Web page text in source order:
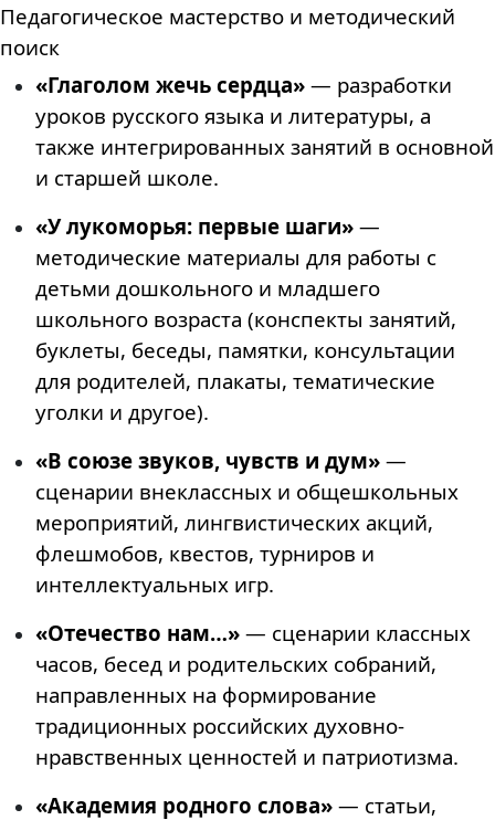
Педагогическое мастерство и методический
поиск
«Глаголом жечь сердца» — разработки
уроков русского языка и литературы, а
также интегрированных занятий в основной
и старшей школе.
«У лукоморья: первые шаги» —
методические материалы для работы с
детьми дошкольного и младшего
школьного возраста (конспекты занятий,
буклеты, беседы, памятки, консультации
для родителей, плакаты, тематические
уголки и другое).
«В союзе звуков, чувств и дум» —
сценарии внеклассных и общешкольных
мероприятий, лингвистических акций,
флешмобов, квестов, турниров и
интеллектуальных игр.
«Отечество нам…» — сценарии классных
часов, бесед и родительских собраний,
направленных на формирование
традиционных российских духовно-
нравственных ценностей и патриотизма.
«Академия родного слова» — статьи,